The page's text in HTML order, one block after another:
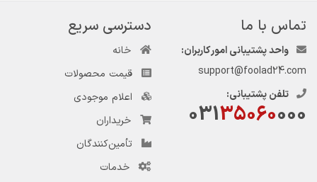
تماس با ما
واحد پشتیبانی امور کاربران:
support@foolad24.com
تلفن پشتیبانی:
03135060000
دسترسی سریع
خانه
قیمت محصولات
اعلام موجودی
خریداران
تأمین‌کنندگان
خدمات